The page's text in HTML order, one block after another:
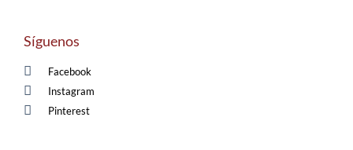
Síguenos
Facebook
Instagram
Pinterest